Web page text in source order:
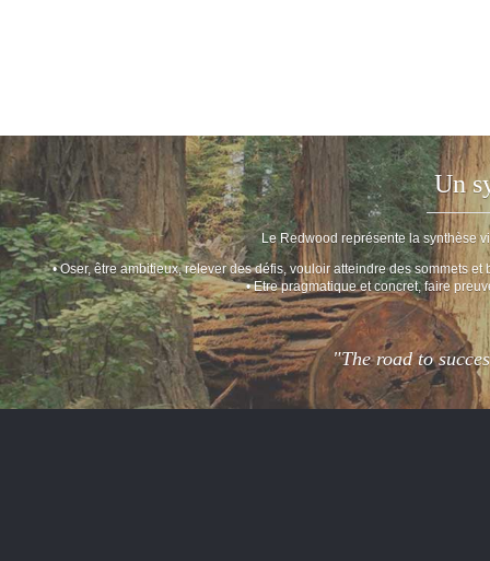
Un
Le Redwood représente la synthèse
• Oser, être ambitieux, relever des défis, vouloir atteindre des sommets et
• Etre pragmatique et concret, faire
"The road to